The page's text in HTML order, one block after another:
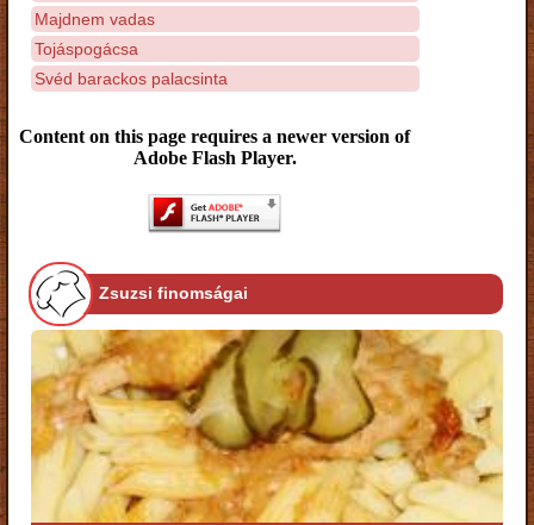
Majdnem vadas
Tojáspogácsa
Svéd barackos palacsinta
Content on this page requires a newer version of
Adobe Flash Player.
Zsuzsi finomságai